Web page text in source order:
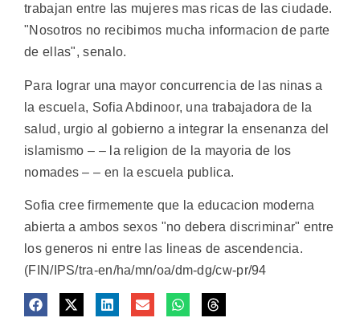
trabajan entre las mujeres mas ricas de las ciudade.
"Nosotros no recibimos mucha informacion de parte
de ellas", senalo.
Para lograr una mayor concurrencia de las ninas a
la escuela, Sofia Abdinoor, una trabajadora de la
salud, urgio al gobierno a integrar la ensenanza del
islamismo – – la religion de la mayoria de los
nomades – – en la escuela publica.
Sofia cree firmemente que la educacion moderna
abierta a ambos sexos "no debera discriminar" entre
los generos ni entre las lineas de ascendencia.
(FIN/IPS/tra-en/ha/mn/oa/dm-dg/cw-pr/94